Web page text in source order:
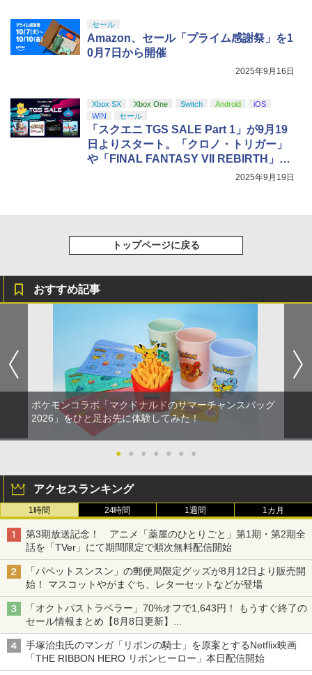
セール
Amazon、セール「プライム感謝祭」を1
0月7日から開催
2025年9月16日
Xbox SX Xbox One Switch Android
iOS
WIN
セール
「スクエニ TGS SALE Part 1」が9月19
日よりスタート。「クロノ・トリガー」
や「FINAL FANTASY VII REBIRTH」な
2025年9月19日
トップページに戻る
おすすめ記事
ポケモンコラボ「マクドナルドのサマーチャンスバッグ
2026」をひと足お先に体験してみた！
● ● ● ● ● ● ●
アクセスランキング
1時間 24時間 1週間 1カ月
第3期放送記念！ アニメ「薬屋のひとりごと」第1期・第2期全
話を「TVer」にて期間限定で順次無料配信開始
「パペットスンスン」の郵便局限定グッズが8月12日より販売開
始！ マスコットやがまぐち、レターセットなどが登場
「オクトパストラベラー」70%オフで1,643円！ もうすぐ終了の
セール情報まとめ【8月8日更新】
ニンテンドーeショップでは「大神 絶景版」が67%オフで990円
手塚治虫氏のマンガ「リボンの騎士」を原案とするNetflix映画
「THE RIBBON HERO リボンヒーロー」本日配信開始